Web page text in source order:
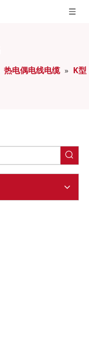
热电偶电线电缆 » K型